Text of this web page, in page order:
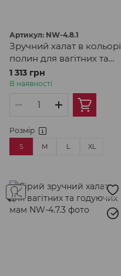
Артикул: NW-4.8.1
Зручний халат в кольорі
полин для вагітних та
годуючих
1 313 грн
В наявності
Розмір
S M L XL